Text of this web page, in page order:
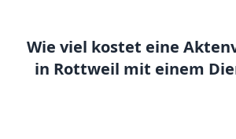
Wie viel kostet eine
in Rottweil mit einem